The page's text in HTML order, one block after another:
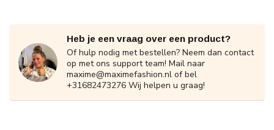
Heb je een vraag over een product?
Of hulp nodig met bestellen? Neem dan contact
op met ons support team! Mail naar
maxime@maximefashion.nl of bel
+31682473276 Wij helpen u graag!